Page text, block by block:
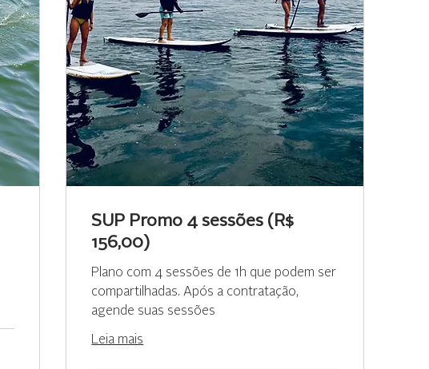
SUP Promo 4 sessões (R$
156,00)
Plano com 4 sessões de 1h que podem ser
compartilhadas. Após a contratação,
agende suas sessões
Leia mais